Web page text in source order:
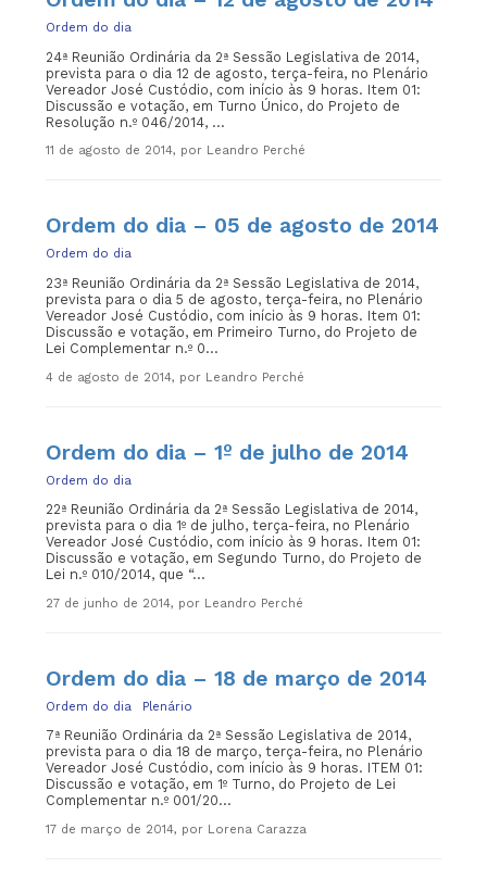
Ordem do dia
24ª Reunião Ordinária da 2ª Sessão Legislativa de 2014,
prevista para o dia 12 de agosto, terça-feira, no Plenário
Vereador José Custódio, com início às 9 horas. Item 01:
Discussão e votação, em Turno Único, do Projeto de
Resolução n.º 046/2014, ...
11 de agosto de 2014, por Leandro Perché
Ordem do dia – 05 de agosto de 2014
Ordem do dia
23ª Reunião Ordinária da 2ª Sessão Legislativa de 2014,
prevista para o dia 5 de agosto, terça-feira, no Plenário
Vereador José Custódio, com início às 9 horas. Item 01:
Discussão e votação, em Primeiro Turno, do Projeto de
Lei Complementar n.º 0...
4 de agosto de 2014, por Leandro Perché
Ordem do dia – 1º de julho de 2014
Ordem do dia
22ª Reunião Ordinária da 2ª Sessão Legislativa de 2014,
prevista para o dia 1º de julho, terça-feira, no Plenário
Vereador José Custódio, com início às 9 horas. Item 01:
Discussão e votação, em Segundo Turno, do Projeto de
Lei n.º 010/2014, que “...
27 de junho de 2014, por Leandro Perché
Ordem do dia – 18 de março de 2014
Ordem do dia Plenário
7ª Reunião Ordinária da 2ª Sessão Legislativa de 2014,
prevista para o dia 18 de março, terça-feira, no Plenário
Vereador José Custódio, com início às 9 horas. ITEM 01:
Discussão e votação, em 1º Turno, do Projeto de Lei
Complementar n.º 001/20...
17 de março de 2014, por Lorena Carazza